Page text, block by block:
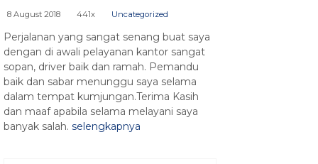
8 August 2018 441x Uncategorized
Perjalanan yang sangat senang buat saya
dengan di awali pelayanan kantor sangat
sopan, driver baik dan ramah. Pemandu
baik dan sabar menunggu saya selama
dalam tempat kumjungan.Terima Kasih
dan maaf apabila selama melayani saya
banyak salah. selengkapnya